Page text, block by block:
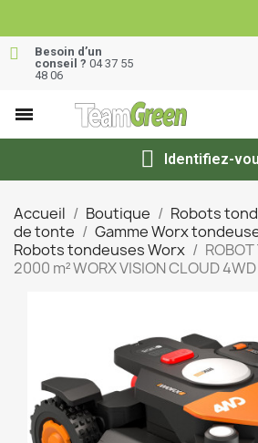
Besoin d’un
conseil ? 04 37 55
48 06
Identifiez-
Accueil Boutique
Robots
de tonte
Gamme Worx
Robots tondeuses Worx
2000 m² WORX VISION CLOUD 4WD